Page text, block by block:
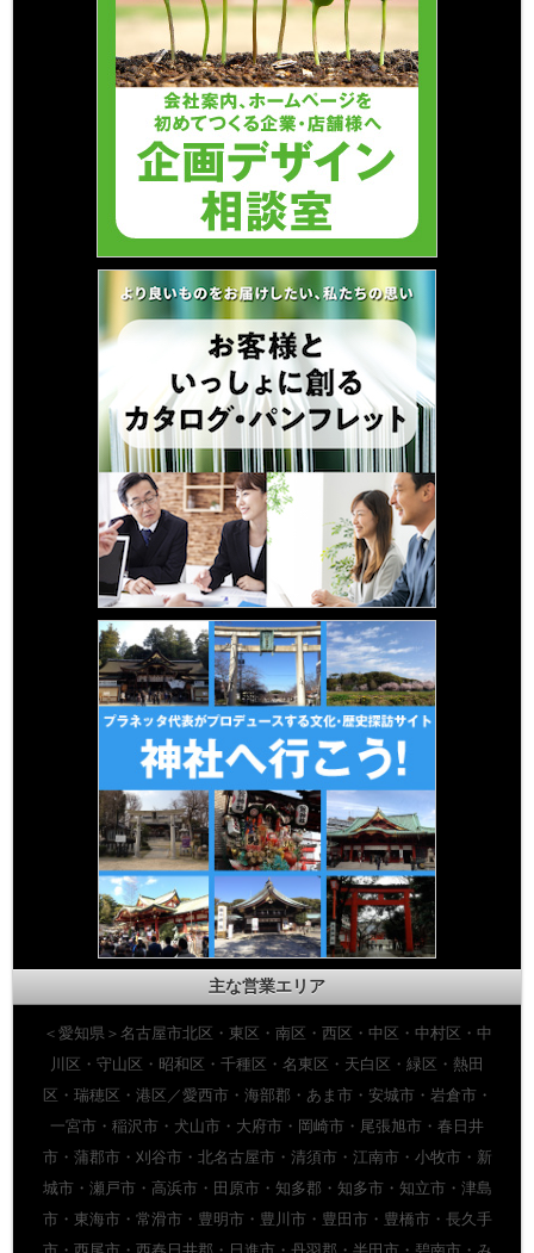
主な営業エリア
＜愛知県＞名古屋市北区・東区・南区・西区・中区・中村区・中
川区・守山区・昭和区・千種区・名東区・天白区・緑区・熱田
区・瑞穂区・港区／愛西市・海部郡・あま市・安城市・岩倉市・
一宮市・稲沢市・犬山市・大府市・岡崎市・尾張旭市・春日井
市・蒲郡市・刈谷市・北名古屋市・清須市・江南市・小牧市・新
城市・瀬戸市・高浜市・田原市・知多郡・知多市・知立市・津島
市・東海市・常滑市・豊明市・豊川市・豊田市・豊橋市・長久手